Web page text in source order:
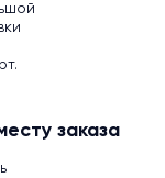
заказа